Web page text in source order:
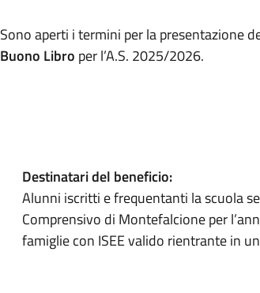
Sono aperti i termini per la presentazione
Buono Libro per l’A.S. 2025/2026.
Destinatari del beneficio:
Alunni iscritti e frequentanti la scuola
Comprensivo di Montefalcione per
famiglie con ISEE valido rientrante in